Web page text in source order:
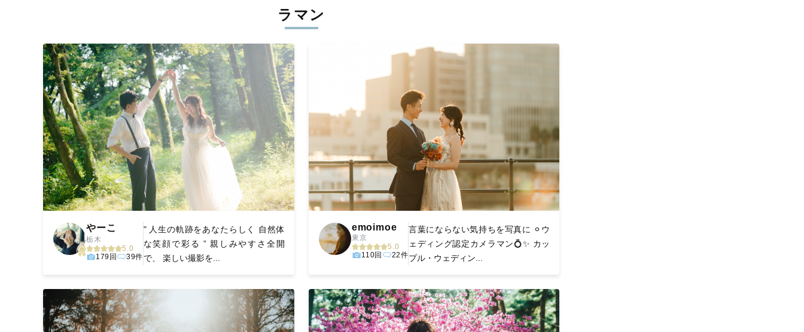
撮影後は、独自の編集技術で写真の明るさや色合いを丁寧に調整。自然な雰囲気を残しつつも、おしゃれで洗練された仕上がり
に。きっと「こんな写真を撮ってほしかった！」と思える一枚に出会えます。まずは、ラブグラフの
ラマン
やーこ
栃木
5.0
179回
39件
" 人生の軌跡をあなたらしく 自然体
な笑顔で彩る ” 親しみやすさ全開
で、 楽しい撮影を...
emoimoe
東京
5.0
110回
22件
言葉にならない気持ちを写真に ⚪︎ウ
ェディング認定カメラマン💍✨ カッ
プル・ウェディン...